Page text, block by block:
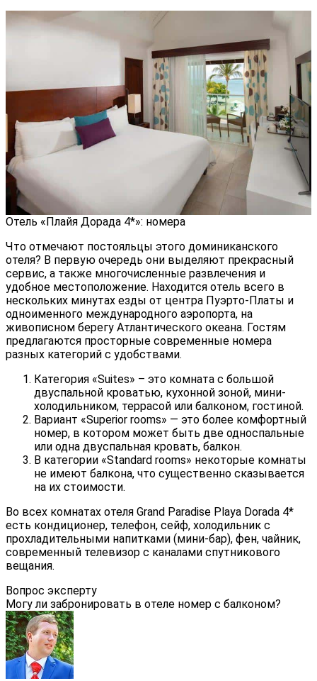
Отель «Плайя Дорада 4*»: номера
Что отмечают постояльцы этого доминиканского
отеля? В первую очередь они выделяют прекрасный
сервис, а также многочисленные развлечения и
удобное местоположение. Находится отель всего в
нескольких минутах езды от центра Пуэрто-Платы и
одноименного международного аэропорта, на
живописном берегу Атлантического океана. Гостям
предлагаются просторные современные номера
разных категорий с удобствами.
Категория «Suites» – это комната с большой
двуспальной кроватью, кухонной зоной, мини-
холодильником, террасой или балконом, гостиной.
Вариант «Superior rooms» — это более комфортный
номер, в котором может быть две односпальные
или одна двуспальная кровать, балкон.
В категории «Standard rooms» некоторые комнаты
не имеют балкона, что существенно сказывается
на их стоимости.
Во всех комнатах отеля Grand Paradise Playa Dorada 4*
есть кондиционер, телефон, сейф, холодильник с
прохладительными напитками (мини-бар), фен, чайник,
современный телевизор с каналами спутникового
вещания.
Вопрос эксперту
Могу ли забронировать в отеле номер с балконом?